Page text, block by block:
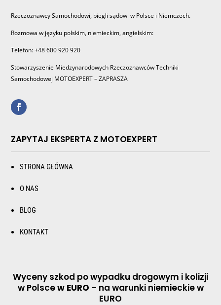
Rzeczoznawcy Samochodowi, biegli sądowi w Polsce i Niemczech.
Rozmowa w języku polskim, niemieckim, angielskim:
Telefon: +48 600 920 920
Stowarzyszenie Miedzynarodowych Rzeczoznawców Techniki
Samochodowej MOTOEXPERT – ZAPRASZA
ZAPYTAJ EKSPERTA Z MOTOEXPERT
STRONA GŁÓWNA
O NAS
BLOG
KONTAKT
Wyceny szkod po wypadku drogowym i kolizji
w Polscew EURO – na warunki niemieckie w
EURO